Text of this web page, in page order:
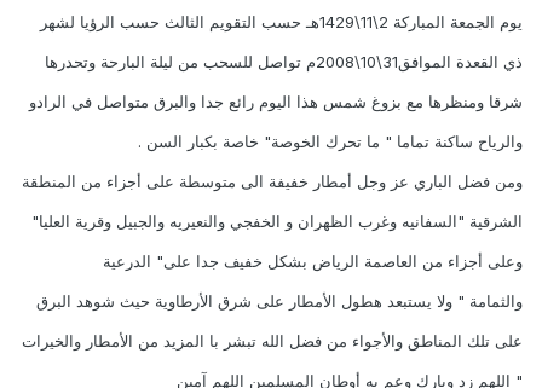
يوم الجمعة المباركة 2\11\1429هـ حسب التقويم الثالث حسب الرؤيا لشهر
ذي القعدة الموافق31\10\2008م تواصل للسحب من ليلة البارحة وتحدرها
شرقا ومنظرها مع بزوغ شمس هذا اليوم رائع جدا والبرق متواصل في الرادو
والرياح ساكنة تماما " ما تحرك الخوصة" خاصة بكبار السن .
ومن فضل الباري عز وجل أمطار خفيفة الى متوسطة على أجزاء من المنطقة
الشرقية "السفانيه وغرب الظهران و الخفجي والنعيريه والجبيل وقرية العليا"
وعلى أجزاء من العاصمة الرياض بشكل خفيف جدا على" الدرعية
والثمامة " ولا يستبعد هطول الأمطار على شرق الأرطاوية حيث شوهد البرق
على تلك المناطق والأجواء من فضل الله تبشر با المزيد من الأمطار والخيرات
" اللهم زد وبارك وعم به أوطان المسلمين اللهم آمين